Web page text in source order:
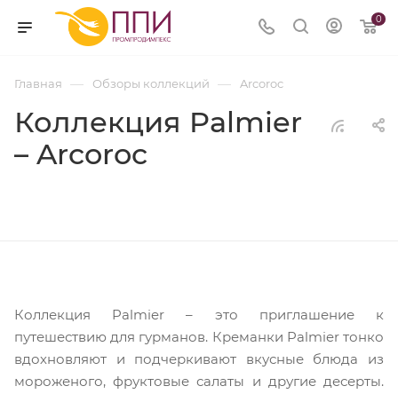
0
Главная — Обзоры коллекций — Arcoroc
Коллекция Palmier
– Arcoroc
Коллекция Palmier – это приглашение к
путешествию для гурманов. Креманки Palmier тонко
вдохновляют и подчеркивают вкусные блюда из
мороженого, фруктовые салаты и другие десерты.